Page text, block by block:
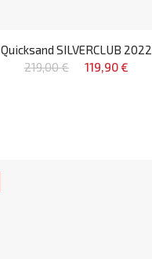
Quicksand SILVERCLUB 2022
219,00 €
119,90 €